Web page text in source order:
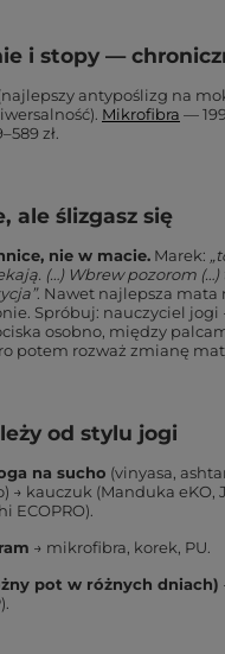
i stopy —
antypoślizg na
Mikrofibra —
zł.
ale ślizgasz się
nie w macie. Marek:
(…) Wbrew pozorom (…)
. Nawet najlepsza mata
Spróbuj: nauczyciel jogi
osobno, między
potem rozważ zmianę
od stylu jogi
na sucho (vinyasa,
→ kauczuk (Manduka eKO,
ECOPRO).
→ mikrofibra, korek, PU.
pot w różnych dniach)